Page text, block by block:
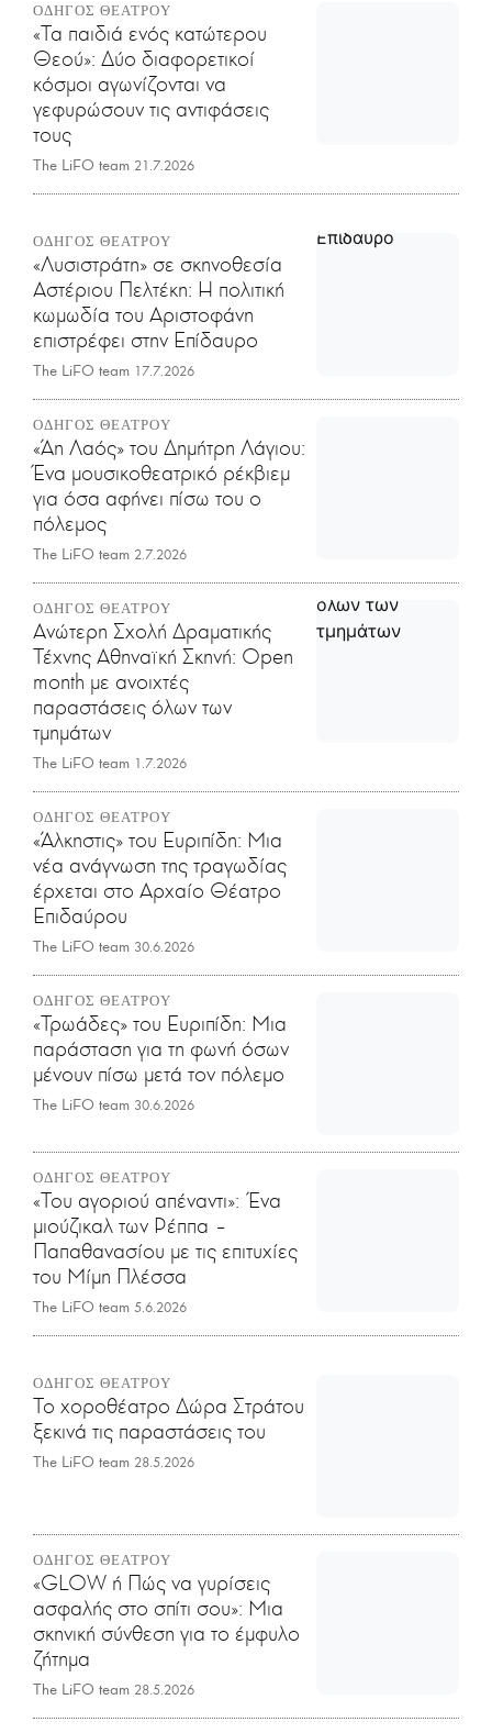
ΟΔΗΓΟΣ ΘΕΑΤΡΟΥ
«Τα παιδιά ενός κατώτερου
Θεού»: Δύο διαφορετικοί
κόσμοι αγωνίζονται να
γεφυρώσουν τις αντιφάσεις
τους
The LiFO team 21.7.2026
ΟΔΗΓΟΣ ΘΕΑΤΡΟΥ
«Λυσιστράτη» σε σκηνοθεσία
Αστέριου Πελτέκη: Η πολιτική
κωμωδία του Αριστοφάνη
επιστρέφει στην Επίδαυρο
The LiFO team 17.7.2026
ΟΔΗΓΟΣ ΘΕΑΤΡΟΥ
«Άη Λαός» του Δημήτρη Λάγιου:
Ένα μουσικοθεατρικό ρέκβιεμ
για όσα αφήνει πίσω του ο
πόλεμος
The LiFO team 2.7.2026
ΟΔΗΓΟΣ ΘΕΑΤΡΟΥ
Ανώτερη Σχολή Δραματικής
Τέχνης Αθηναϊκή Σκηνή: Open
month με ανοιχτές
παραστάσεις όλων των
τμημάτων
The LiFO team 1.7.2026
ΟΔΗΓΟΣ ΘΕΑΤΡΟΥ
«Άλκηστις» του Ευριπίδη: Μια
νέα ανάγνωση της τραγωδίας
έρχεται στο Αρχαίο Θέατρο
Επιδαύρου
The LiFO team 30.6.2026
ΟΔΗΓΟΣ ΘΕΑΤΡΟΥ
«Τρωάδες» του Ευριπίδη: Mια
παράσταση για τη φωνή όσων
μένουν πίσω μετά τον πόλεμο
The LiFO team 30.6.2026
ΟΔΗΓΟΣ ΘΕΑΤΡΟΥ
«Του αγοριού απέναντι»: Ένα
μιούζικαλ των Ρέππα –
Παπαθανασίου με τις επιτυχίες
του Μίμη Πλέσσα
The LiFO team 5.6.2026
ΟΔΗΓΟΣ ΘΕΑΤΡΟΥ
Το χοροθέατρο Δώρα Στράτου
ξεκινά τις παραστάσεις του
The LiFO team 28.5.2026
ΟΔΗΓΟΣ ΘΕΑΤΡΟΥ
«GLOW ή Πώς να γυρίσεις
ασφαλής στο σπίτι σου»: Μια
σκηνική σύνθεση για το έμφυλο
ζήτημα
The LiFO team 28.5.2026